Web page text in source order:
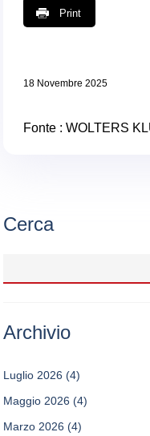
Print
18 Novembre 2025
Fonte : WOLTERS
Cerca
Archivio
Luglio 2026 (4)
Maggio 2026 (4)
Marzo 2026 (4)